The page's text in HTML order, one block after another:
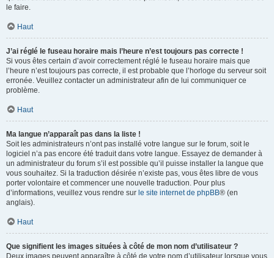
le faire.
Haut
J’ai réglé le fuseau horaire mais l’heure n’est toujours pas correcte !
Si vous êtes certain d’avoir correctement réglé le fuseau horaire mais que
l’heure n’est toujours pas correcte, il est probable que l’horloge du serveur soit
erronée. Veuillez contacter un administrateur afin de lui communiquer ce
problème.
Haut
Ma langue n’apparaît pas dans la liste !
Soit les administrateurs n’ont pas installé votre langue sur le forum, soit le
logiciel n’a pas encore été traduit dans votre langue. Essayez de demander à
un administrateur du forum s’il est possible qu’il puisse installer la langue que
vous souhaitez. Si la traduction désirée n’existe pas, vous êtes libre de vous
porter volontaire et commencer une nouvelle traduction. Pour plus
d’informations, veuillez vous rendre sur le site internet de phpBB® (en
anglais).
Haut
Que signifient les images situées à côté de mon nom d’utilisateur ?
Deux images peuvent apparaître à côté de votre nom d’utilisateur lorsque vous